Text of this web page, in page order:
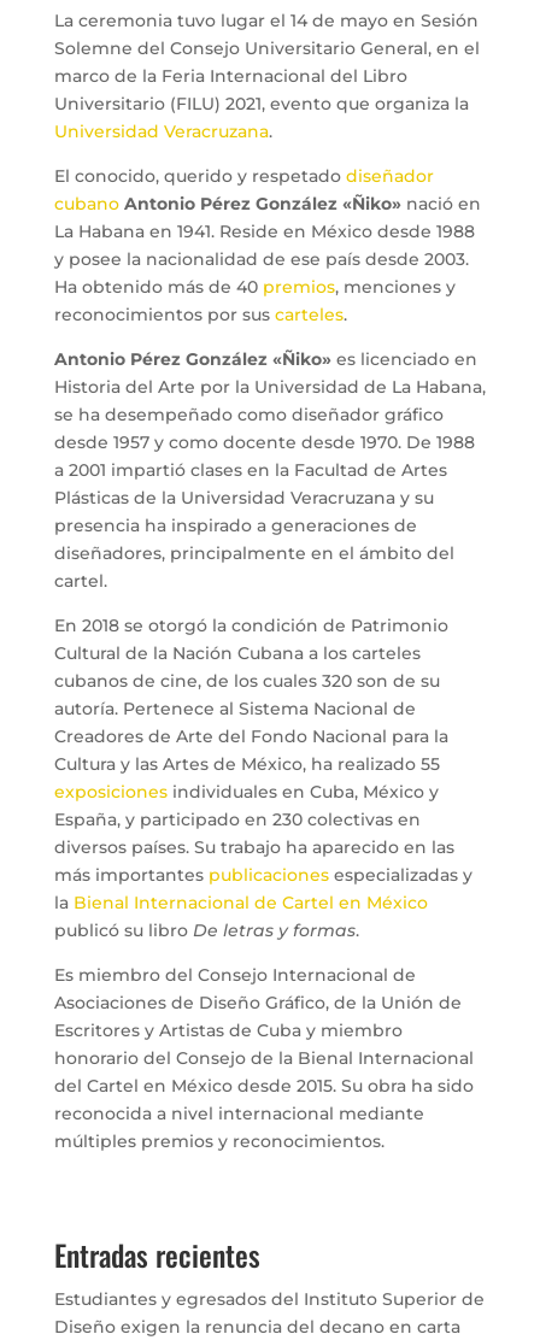
La ceremonia tuvo lugar el 14 de mayo en Sesión
Solemne del Consejo Universitario General, en el
marco de la Feria Internacional del Libro
Universitario (FILU) 2021, evento que organiza la
Universidad Veracruzana.
El conocido, querido y respetado diseñador
cubano Antonio Pérez González «Ñiko»nació en
La Habana en 1941. Reside en México desde 1988
y posee la nacionalidad de ese país desde 2003.
Ha obtenido más de 40 premios, menciones y
reconocimientos por sus carteles.
Antonio Pérez González «Ñiko»es licenciado en
Historia del Arte por la Universidad de La Habana,
se ha desempeñado como diseñador gráfico
desde 1957 y como docente desde 1970. De 1988
a 2001 impartió clases en la Facultad de Artes
Plásticas de la Universidad Veracruzana y su
presencia ha inspirado a generaciones de
diseñadores, principalmente en el ámbito del
cartel.
En 2018 se otorgó la condición de Patrimonio
Cultural de la Nación Cubana a los carteles
cubanos de cine, de los cuales 320 son de su
autoría. Pertenece al Sistema Nacional de
Creadores de Arte del Fondo Nacional para la
Cultura y las Artes de México, ha realizado 55
exposicionesindividuales en Cuba, México y
España, y participado en 230 colectivas en
diversos países. Su trabajo ha aparecido en las
más importantes publicacionesespecializadas y
la Bienal Internacional de Cartel en México
publicó su libro De letras y formas.
Es miembro del Consejo Internacional de
Asociaciones de Diseño Gráfico, de la Unión de
Escritores y Artistas de Cuba y miembro
honorario del Consejo de la Bienal Internacional
del Cartel en México desde 2015. Su obra ha sido
reconocida a nivel internacional mediante
múltiples premios y reconocimientos.
Entradas recientes
Estudiantes y egresados del Instituto Superior de
Diseño exigen la renuncia del decano en carta